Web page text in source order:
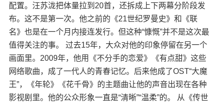
配置。汪苏泷把体量拉到20首，还拆成上下两幕分阶段发
布。这不是第一次。他之前的《21世纪罗曼史》和《联
名》也是在一个月内接连发行。但这种“慷慨”并不是这次最
值得关注的事。 过去15年，大众对他的印象停留在另一个
画面里。2009年，他用《不分手的恋爱》《有点甜》这些
网络歌曲，成了一代人的青春记忆。后来他成了OST“大魔
王”，《年轮》《花千骨》的主题曲让他的声音出现在各种
影视剧里。他的公众形象一直是“清晰”“温柔”的。 从《传世